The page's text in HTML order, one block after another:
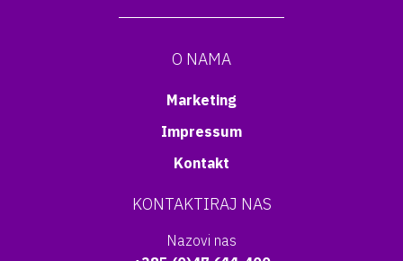
O NAMA
Marketing
Impressum
Kontakt
KONTAKTIRAJ NAS
Nazovi nas